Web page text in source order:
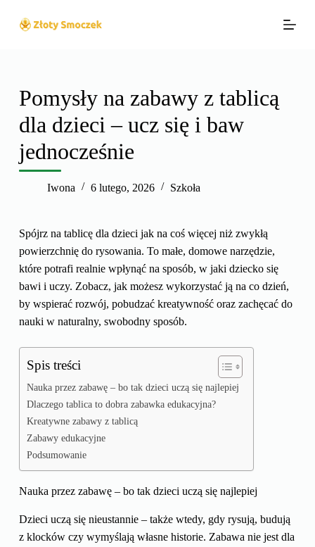
Pomysły na zabawy z tablicą
dla dzieci – ucz się i baw
jednocześnie
Iwona 6 lutego, 2026 Szkoła
Spójrz na tablicę dla dzieci jak na coś więcej niż zwykłą
powierzchnię do rysowania. To małe, domowe narzędzie,
które potrafi realnie wpłynąć na sposób, w jaki dziecko się
bawi i uczy. Zobacz, jak możesz wykorzystać ją na co dzień,
by wspierać rozwój, pobudzać kreatywność oraz zachęcać do
nauki w naturalny, swobodny sposób.
Spis treści
Nauka przez zabawę – bo tak dzieci uczą się najlepiej
Dlaczego tablica to dobra zabawka edukacyjna?
Kreatywne zabawy z tablicą
Zabawy edukacyjne
Podsumowanie
Nauka przez zabawę – bo tak dzieci uczą się najlepiej
Dzieci uczą się nieustannie – także wtedy, gdy rysują, budują
z klocków czy wymyślają własne historie. Zabawa nie jest dla